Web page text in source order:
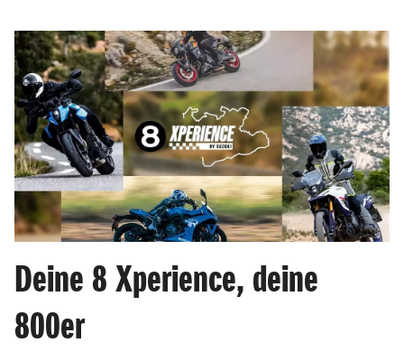
Deine 8 Xperience, deine
800er